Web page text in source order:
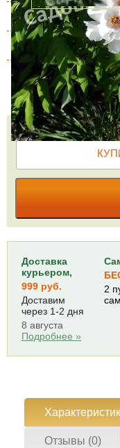
3 года
4 года
5 лет
Доставка
курьером,
999 руб.
Доставим
через 1-2 дня
8 августа
Подробнее »
2
Отзывы (0)